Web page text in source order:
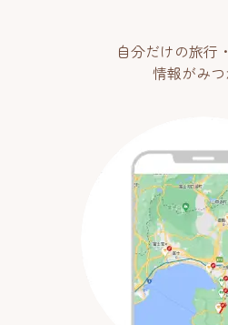
自分だけの旅行
情報がみつ